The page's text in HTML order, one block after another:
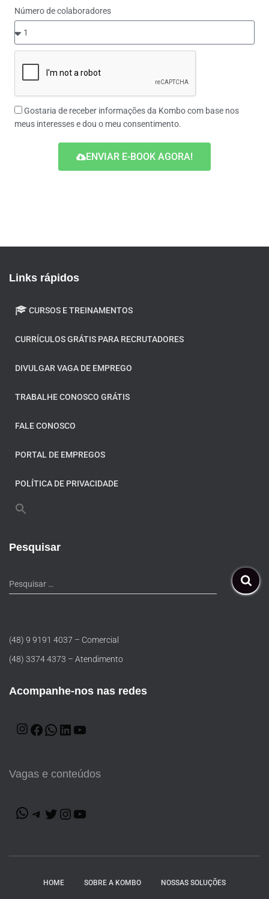
Número de colaboradores
Gostaria de receber informações da Kombo com base nos
meus interesses e dou o meu consentimento.
ENVIAR E-BOOK AGORA!
Links rápidos
CURSOS E TREINAMENTOS
CURRÍCULOS GRÁTIS PARA RECRUTADORES
DIVULGAR VAGA DE EMPREGO
TRABALHE CONOSCO GRÁTIS
FALE CONOSCO
PORTAL DE EMPREGOS
POLÍTICA DE PRIVACIDADE
Pesquisar
Pesquisar …
(48) 9 9191 4037 – Comercial
(48) 3374 4373 – Atendimento
Acompanhe-nos nas redes
Vagas e conteúdos
HOME SOBRE A KOMBO NOSSAS SOLUÇÕES